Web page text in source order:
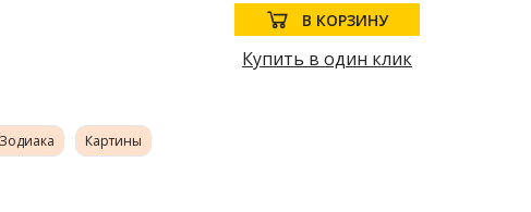
В КОРЗИНУ
Купить в один клик
Картины